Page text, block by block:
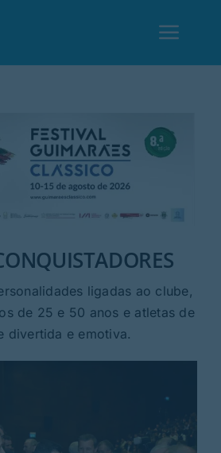
ligadas ao clube,
de 25 e 50 anos e atletas de
divertida e emotiva.